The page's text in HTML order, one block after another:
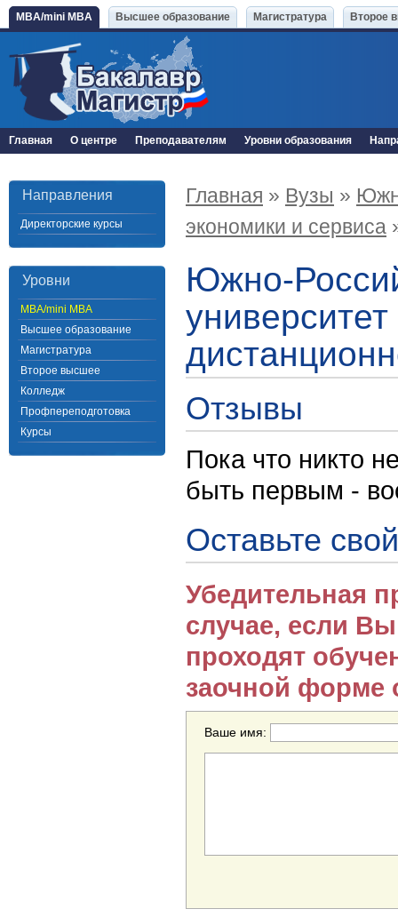
MBA/mini MBA Высшее образование Магистратура Второе
Главная О центре Преподавателям Уровни образования
Направления
Директорские курсы
Уровни
MBA/mini MBA
Высшее образование
Магистратура
Второе высшее
Колледж
Профпереподготовка
Курсы
Главная » Вузы »
экономики и сервиса
Южно-
Отзывы
Пока что никто
быть первым -
Оставьте
Убедительная
случае, если
проходят
заочной форме
Ваше имя: